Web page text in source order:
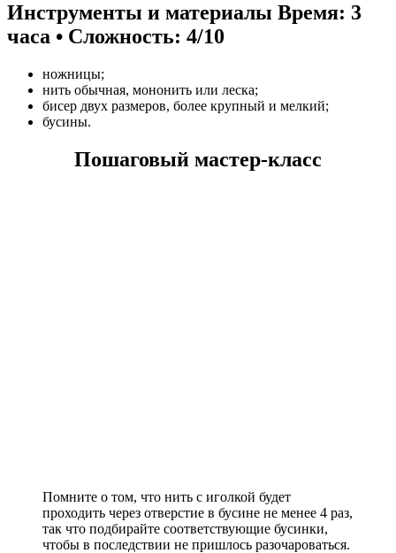
Инструменты и материалы Время: 3
часа • Сложность: 4/10
ножницы;
нить обычная, мононить или леска;
бисер двух размеров, более крупный и мелкий;
бусины.
Пошаговый мастер-класс
Помните о том, что нить с иголкой будет
проходить через отверстие в бусине не менее 4 раз,
так что подбирайте соответствующие бусинки,
чтобы в последствии не пришлось разочароваться.